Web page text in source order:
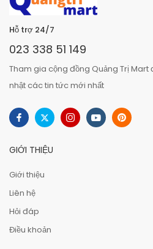
Hỗ trợ 24/7
023 338 51 149
Tham gia cộng đồng Quảng Trị Mart
nhật các tin tức mới nhất
GIỚI THIỆU
Giới thiệu
Liên hệ
Hỏi đáp
Điều khoản